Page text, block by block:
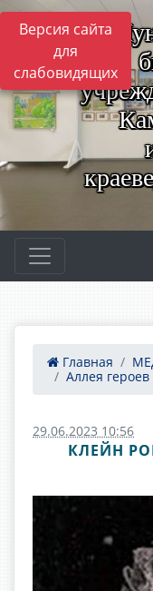
Версия сайта
для
слабовидящих
Главная
Аллея героев
29.06.2023 10:56
КЛЕЙН